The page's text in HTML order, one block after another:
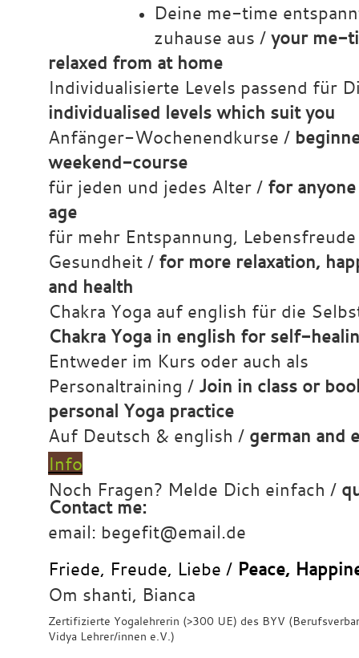
Deine me-time
zuhause aus / your me-
relaxed from at home
Individualisierte Levels passend für
individualised levels which suit you
Anfänger-Wochenendkurse /
weekend-course
für jeden und jedes Alter / for
age
für mehr Entspannung,
Gesundheit / for more relaxation,
and health
Chakra Yoga auf english für die
Chakra Yoga in english for self-
Entweder im Kurs oder auch als
Personaltraining / Join in class or
personal Yoga practice
Auf Deutsch & english / german and
Info
Noch Fragen? Melde Dich einfach /
Contact me:
email: begefit@email.de
Friede, Freude, Liebe / Peace,
Om shanti, Bianca
Zertifizierte Yogalehrerin (>300 UE) des BYV
Vidya Lehrer/innen e.V.)